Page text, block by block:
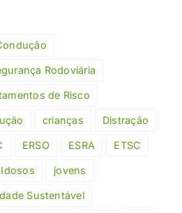
Rodoviária
de Risco
crianças Distração
ERSO ESRA ETSC
Idosos jovens
Sustentável